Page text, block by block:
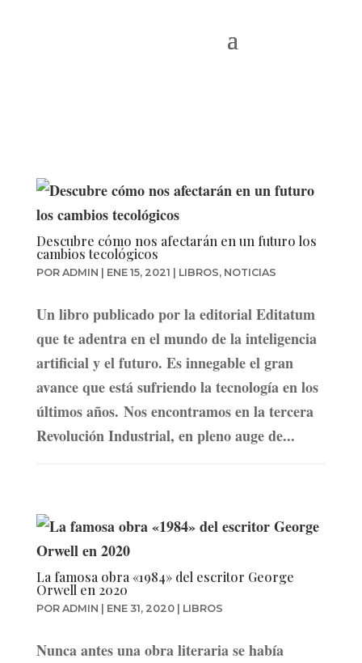
Descubre cómo nos afectarán en un futuro los
cambios tecológicos
POR ADMIN ENE 15, 2021 LIBROS, NOTICIAS
Un libro publicado por la editorial Editatum
que te adentra en el mundo de la inteligencia
artificial y el futuro. Es innegable el gran
avance que está sufriendo la tecnología en los
últimos años. Nos encontramos en la tercera
Revolución Industrial, en pleno auge de...
La famosa obra «1984» del escritor George
Orwell en 2020
POR ADMIN ENE 31, 2020| LIBROS
Nunca antes una obra literaria se había